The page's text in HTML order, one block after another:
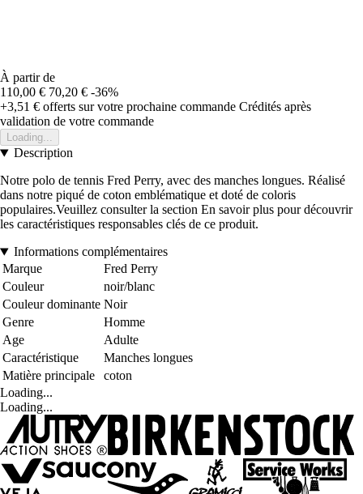
À partir de
110,00 € 70,20 € -36%
+3,51 € offerts sur votre prochaine commande Crédités après
validation de votre commande
Loading...
Description
Notre polo de tennis Fred Perry, avec des manches longues. Réalisé
dans notre piqué de coton emblématique et doté de coloris
populaires.Veuillez consulter la section En savoir plus pour découvrir
les caractéristiques responsables clés de ce produit.
Informations complémentaires
Marque
Fred Perry
Couleur
noir/blanc
Couleur dominante Noir
Genre
Homme
Age
Adulte
Caractéristique
Manches longues
Matière principale
coton
Loading...
Loading...